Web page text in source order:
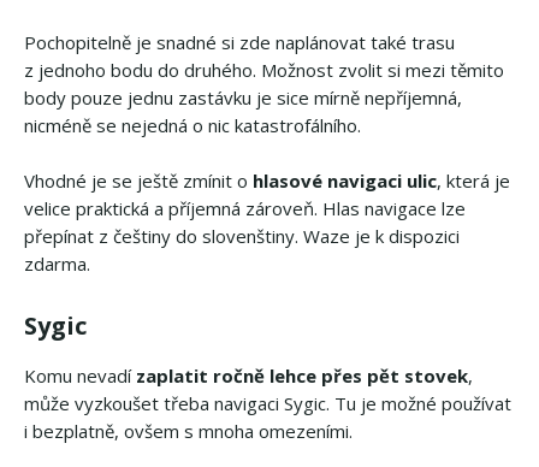
Pochopitelně je snadné si zde naplánovat také trasu
z jednoho bodu do druhého. Možnost zvolit si mezi těmito
body pouze jednu zastávku je sice mírně nepříjemná,
nicméně se nejedná o nic katastrofálního.
Vhodné je se ještě zmínit o hlasové navigaci ulic, která je
velice praktická a příjemná zároveň. Hlas navigace lze
přepínat z češtiny do slovenštiny. Waze je k dispozici
zdarma.
Sygic
Komu nevadí zaplatit ročně lehce přes pět stovek,
může vyzkoušet třeba navigaci Sygic. Tu je možné používat
i bezplatně, ovšem s mnoha omezeními.